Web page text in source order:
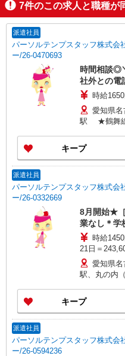
7件のこの求人と職種が
派遣社員
パーソルテンプスタッフ株式
ー/26-0470693
時間相談◎
社外との電
時給
愛知県
駅 ★鶴舞線
キープ
派遣社員
パーソルテンプスタッフ株式
ー/26-0332669
8月開始★
業なし＊学
時給
21日＝
愛知県名
駅、丸の内
キープ
派遣社員
パーソルテンプスタッフ株式
ー/26-0594236